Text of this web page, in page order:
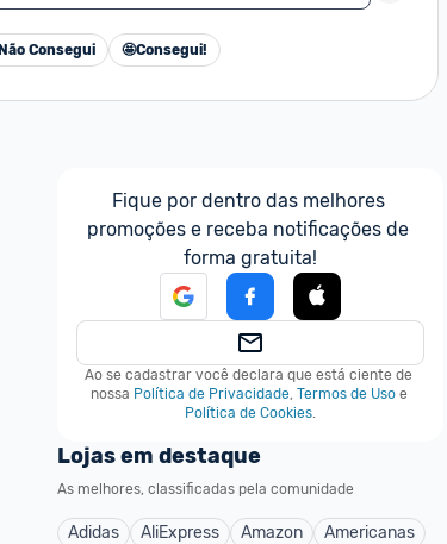
Não Consegui 🤩Consegui!
Fique por dentro das melhores
promoções e receba notificações de
forma gratuita!
Ao se cadastrar você declara que está ciente de
nossa Política de Privacidade, Termos de Uso e
Política de Cookies.
Lojas em destaque
As melhores, classificadas pela comunidade
Adidas AliExpress Amazon
Americanas